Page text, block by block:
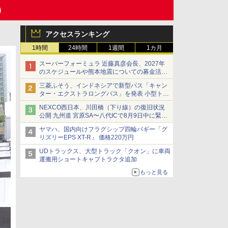
アクセスランキング
1時間 24時間 1週間 1カ月
スーパーフォーミュラ 近藤真彦会長、2027年
のスケジュールや熊本地震についての募金活動
を紹介
三菱ふそう、インドネシアで新型バス「キャン
ター・エクストラロングバス」を発表 小型トラ
ックベースの観光・旅客輸送向けバス
NEXCO西日本、川田橋（下り線）の復旧状況
公開 九州道 宮原SA〜八代ICで8月9日中に緊急
車両を通行可能に
ヤマハ、国内向けフラグシップ四輪バギー「グ
リズリーEPS XT-R」 価格220万円
UDトラックス、大型トラック「クオン」に車両
運搬用ショートキャブトラクタ追加
もっと見る